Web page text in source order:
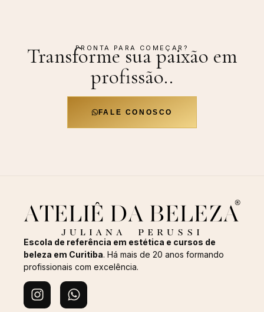
PRONTA PARA COMEÇAR?
Transforme sua paixão em
profissão..
FALE CONOSCO
Escola de referência em estética e cursos de
beleza em Curitiba. Há mais de 20 anos formando
profissionais com excelência.